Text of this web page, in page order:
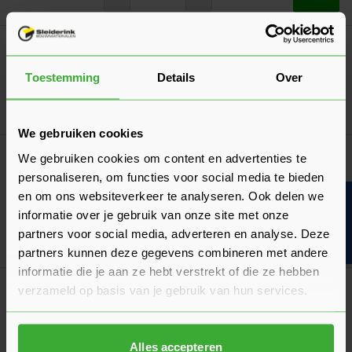
Toestemming Details Over
We gebruiken cookies
We gebruiken cookies om content en advertenties te
personaliseren, om functies voor social media te bieden
en om ons websiteverkeer te analyseren. Ook delen we
informatie over je gebruik van onze site met onze
partners voor social media, adverteren en analyse. Deze
partners kunnen deze gegevens combineren met andere
informatie die je aan ze hebt verstrekt of die ze hebben
verzameld op basis van je gebruik van hun services.
Alles accepteren
Meest gekocht! Bouwvakdeals ☀️
Vuren Panlatten 22x50 (21,5x48)
(3 Beoordelingen)
Verkrijgbaar in 10 lengtes
0,69 Ga
Sleiderink Big Bag
7,25